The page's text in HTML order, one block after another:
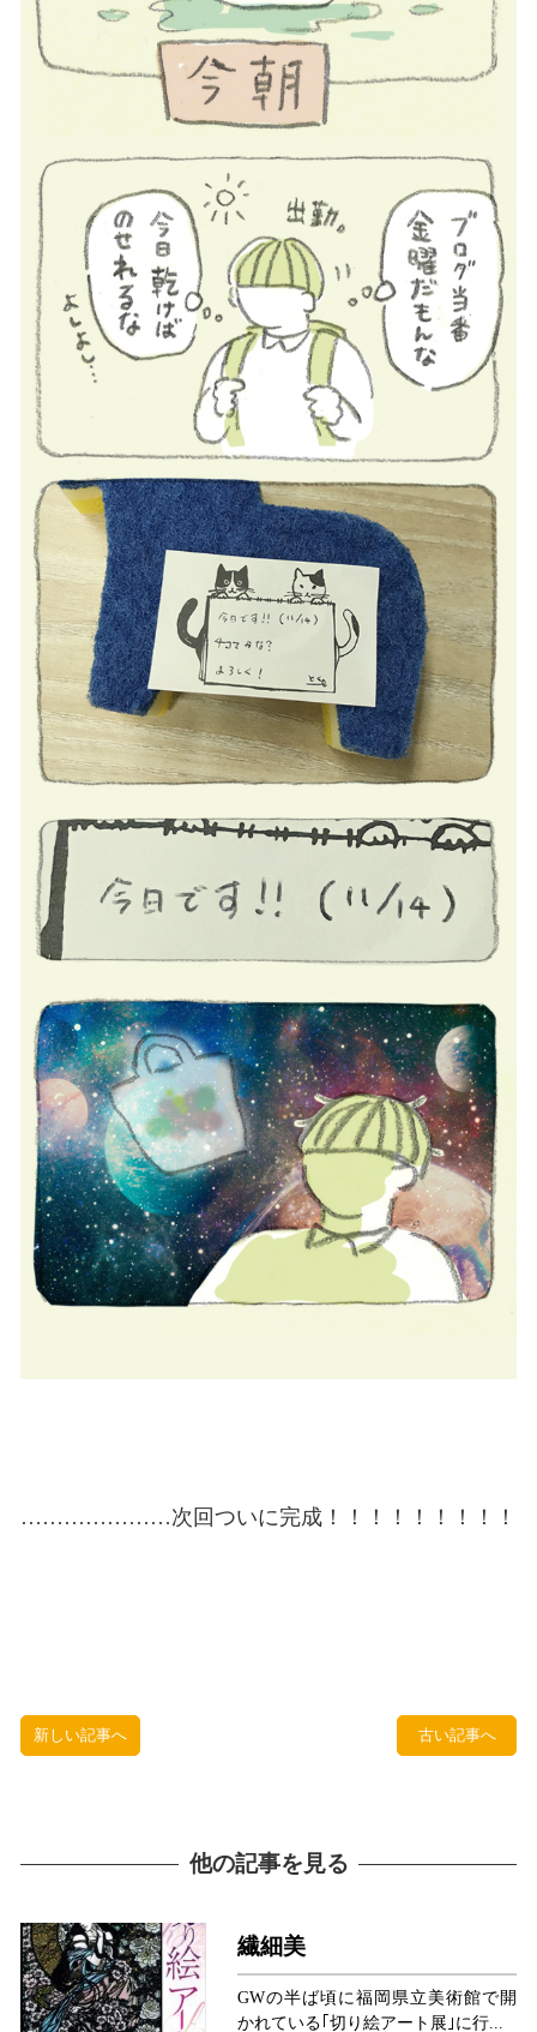
…………………次回ついに完成！！！！！！！！！
新しい記事へ 古い記事へ
他の記事を見る
繊細美
GWの半ば頃に福岡県立美術館で開
かれている｢切り絵アート展｣に行...